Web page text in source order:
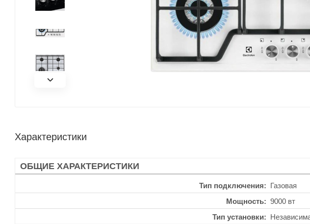
Характеристики
ОБЩИЕ ХАРАКТЕРИСТИКИ
Тип подключения
Газовая
Мощность
9000 вт
Тип установки